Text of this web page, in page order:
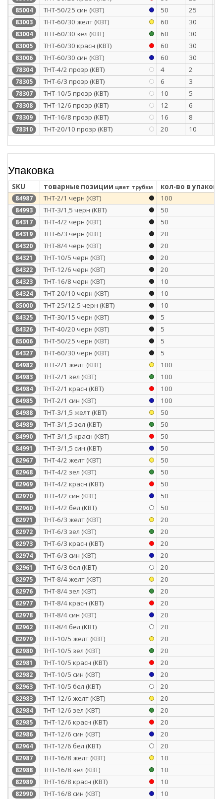
85004 ТНТ-50/25 син (КВТ) 50 25
83003 ТНТ-60/30 желт (КВТ) 60 30
83004 ТНТ-60/30 зел (КВТ) 60 30
83005 ТНТ-60/30 красн (КВТ) 60 30
83006 ТНТ-60/30 син (КВТ) 60 30
78304 ТНТ-4/2 прозр (КВТ) 4 2
78305 ТНТ-6/3 прозр (КВТ) 6 3
78307 ТНТ-10/5 прозр (КВТ) 10 5
78308 ТНТ-12/6 прозр (КВТ) 12 6
78309 ТНТ-16/8 прозр (КВТ) 16 8
78310 ТНТ-20/10 прозр (КВТ) 20 10
Упаковка
SKU товарные позиции цвет трубки кол-во в
84987 ТНТ-2/1 черн (КВТ) 100
84993 ТНТ-3/1,5 черн (КВТ) 50
84317 ТНТ-4/2 черн (КВТ) 50
84319 ТНТ-6/3 черн (КВТ) 20
84320 ТНТ-8/4 черн (КВТ) 20
84321 ТНТ-10/5 черн (КВТ) 20
84322 ТНТ-12/6 черн (КВТ) 20
84323 ТНТ-16/8 черн (КВТ) 10
84324 ТНТ-20/10 черн (КВТ) 10
85000 ТНТ-25/12.5 черн (КВТ) 10
84325 ТНТ-30/15 черн (КВТ) 5
84326 ТНТ-40/20 черн (КВТ) 5
85006 ТНТ-50/25 черн (КВТ) 5
84327 ТНТ-60/30 черн (КВТ) 5
84982 ТНТ-2/1 желт (КВТ) 100
84983 ТНТ-2/1 зел (КВТ) 100
84984 ТНТ-2/1 красн (КВТ) 100
84985 ТНТ-2/1 син (КВТ) 100
84988 ТНТ-3/1,5 желт (КВТ) 50
84989 ТНТ-3/1,5 зел (КВТ) 50
84990 ТНТ-3/1,5 красн (КВТ) 50
84991 ТНТ-3/1,5 син (КВТ) 50
82967 ТНТ-4/2 желт (КВТ) 50
82968 ТНТ-4/2 зел (КВТ) 50
82969 ТНТ-4/2 красн (КВТ) 50
82970 ТНТ-4/2 син (КВТ) 50
82960 ТНТ-4/2 бел (КВТ) 50
82971 ТНТ-6/3 желт (КВТ) 20
82972 ТНТ-6/3 зел (КВТ) 20
82973 ТНТ-6/3 красн (КВТ) 20
82974 ТНТ-6/3 син (КВТ) 20
82961 ТНТ-6/3 бел (КВТ) 20
82975 ТНТ-8/4 желт (КВТ) 20
82976 ТНТ-8/4 зел (КВТ) 20
82977 ТНТ-8/4 красн (КВТ) 20
82978 ТНТ-8/4 син (КВТ) 20
82962 ТНТ-8/4 бел (КВТ) 20
82979 ТНТ-10/5 желт (КВТ) 20
82980 ТНТ-10/5 зел (КВТ) 20
82981 ТНТ-10/5 красн (КВТ) 20
82982 ТНТ-10/5 син (КВТ) 20
82963 ТНТ-10/5 бел (КВТ) 20
82983 ТНТ-12/6 желт (КВТ) 20
82984 ТНТ-12/6 зел (КВТ) 20
82985 ТНТ-12/6 красн (КВТ) 20
82986 ТНТ-12/6 син (КВТ) 20
82964 ТНТ-12/6 бел (КВТ) 20
82987 ТНТ-16/8 желт (КВТ) 10
82988 ТНТ-16/8 зел (КВТ) 10
82989 ТНТ-16/8 красн (КВТ) 10
82990 ТНТ-16/8 син (КВТ) 10